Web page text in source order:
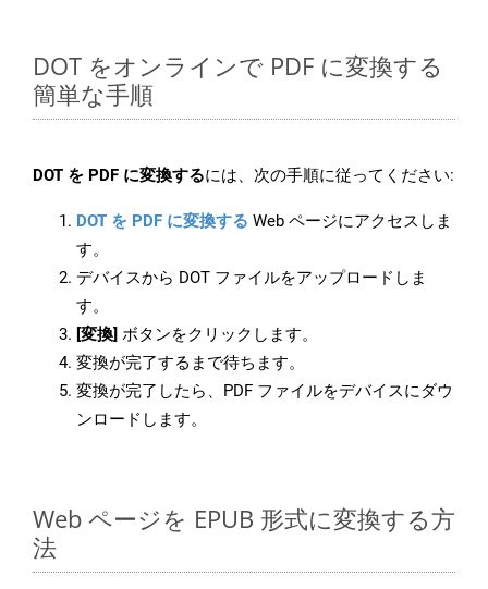
DOT をオンラインで PDF に変換する
簡単な手順
DOT を PDF に変換するには、次の手順に従ってください:
DOT を PDF に変換する Web ページにアクセスしま
す。
デバイスから DOT ファイルをアップロードしま
す。
[変換] ボタンをクリックします。
変換が完了するまで待ちます。
変換が完了したら、PDF ファイルをデバイスにダウ
ンロードします。
Web ページを EPUB 形式に変換する方
法